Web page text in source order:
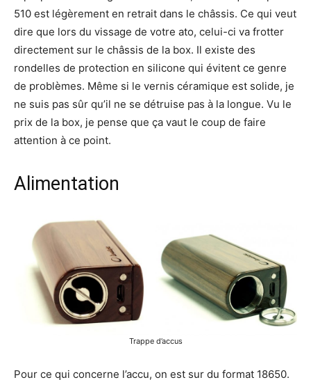
510 est légèrement en retrait dans le châssis. Ce qui veut
dire que lors du vissage de votre ato, celui-ci va frotter
directement sur le châssis de la box. Il existe des
rondelles de protection en silicone qui évitent ce genre
de problèmes. Même si le vernis céramique est solide, je
ne suis pas sûr qu’il ne se détruise pas à la longue. Vu le
prix de la box, je pense que ça vaut le coup de faire
attention à ce point.
Alimentation
Trappe d’accus
Pour ce qui concerne l’accu, on est sur du format 18650.